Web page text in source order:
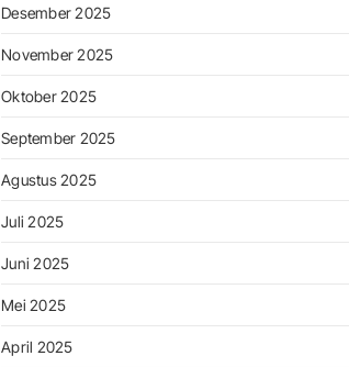
Desember 2025
November 2025
Oktober 2025
September 2025
Agustus 2025
Juli 2025
Juni 2025
Mei 2025
April 2025